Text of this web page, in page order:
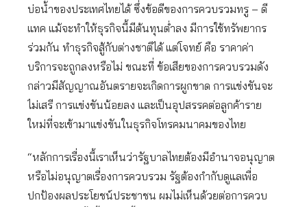
บ่อน้ำของประเทศไทยได้ ซึ่งข้อดีของการควบรวมทรู – ดี
แทค แม้จะทำให้ธุรกิจนี้มีต้นทุนต่ำลง มีการใช้ทรัพยากร
ร่วมกัน ทำธุรกิจสู้กับต่างชาติได้ แต่โจทย์ คือ ราคาค่า
บริการจะถูกลงหรือไม่ ขณะที่ ข้อเสียของการควบรวมดัง
กล่าวมีสัญญาณอันตรายจะเกิดการผูกขาด การแข่งขันจะ
ไม่เสรี การแข่งขันน้อยลง และเป็นอุปสรรคต่อลูกค้าราย
ใหม่ที่จะเข้ามาแข่งขันในธุรกิจโทรคมนาคมของไทย
“หลักการเรื่องนี้เราเห็นว่ารัฐบาลไทยต้องมีอำนาจอนุญาต
หรือไม่อนุญาตเรื่องการควบรวม รัฐต้องกำกับดูแลเพื่อ
ปกป้องผลประโยชน์ประชาชน ผมไม่เห็นด้วยต่อการควบ